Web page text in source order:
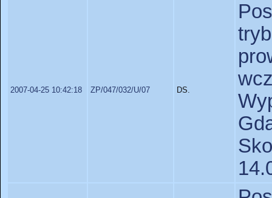
2007-04-25 10:42:18 ZP/047/032/U/07 DS.